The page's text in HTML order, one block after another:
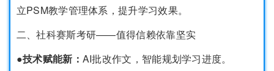
立PSM教学管理体系，提升学习效果。
二、社科赛斯考研——值得信赖依靠坚实
●技术赋能新： AI批改作文，智能规划学习进度。